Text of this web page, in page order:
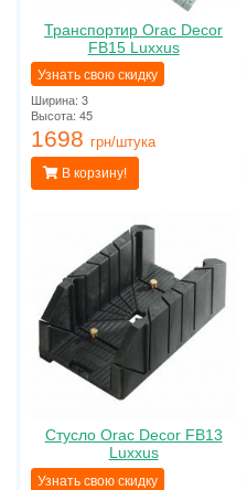
Транспортир Orac Decor
FB15 Luxxus
Узнать свою скидку
Ширина: 3
Высота: 45
1698 грн/штука
В корзину!
Стусло Orac Decor FB13
Luxxus
Узнать свою скидку